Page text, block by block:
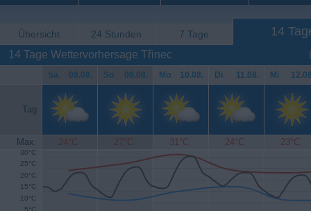
Übersicht 24 Stunden 7 Tage 14
14 Tage Wettervorhersage Třinec
Sa. 08.08. So. 09.08. Mo. 10.08. Di. 11.08. Mi.
Tag
Max. 24°C 27°C 31°C 24°C 23°C
10°C
15°C
20°C
25°C
30°C